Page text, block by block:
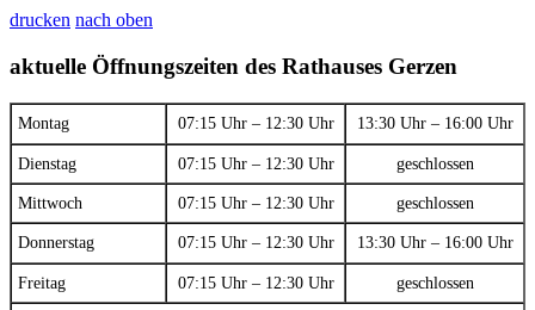
drucken nach oben
aktuelle Öffnungszeiten des Rathauses Gerzen
Montag 07:15 Uhr – 12:30 Uhr 13:30 Uhr – 16:00 Uhr
Dienstag 07:15 Uhr – 12:30 Uhr geschlossen
Mittwoch 07:15 Uhr – 12:30 Uhr geschlossen
Donnerstag 07:15 Uhr – 12:30 Uhr 13:30 Uhr – 16:00 Uhr
Freitag 07:15 Uhr – 12:30 Uhr geschlossen